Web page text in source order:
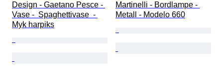
Design - Gaetano Pesce -
Vase -  Spaghettivase  -
Myk harpiks
Martinelli - Bordlampe -
Metall - Modelo 660